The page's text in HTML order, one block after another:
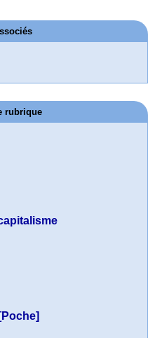
rubrique